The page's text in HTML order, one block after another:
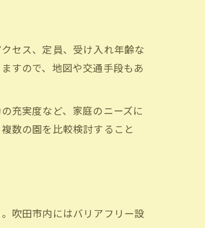
セス、定員、受け入れ年齢な
すので、地図や交通手段もあ
充実度など、家庭のニーズに
数の園を比較検討すること
吹田市内にはバリアフリー設